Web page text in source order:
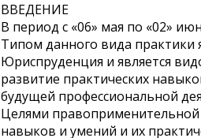
ВВЕДЕНИЕ
В период с «06» мая по «02»
Типом данного вида практики
Юриспруденция и является
развитие практических
будущей профессиональной
Целями правоприменительной
навыков и умений и их